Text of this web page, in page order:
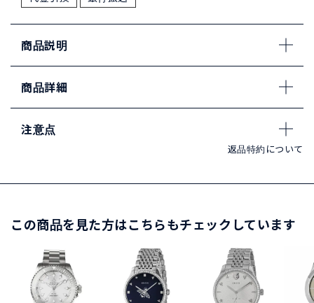
商品説明
商品詳細
注意点
返品特約について
この商品を見た方はこちらもチェックしています